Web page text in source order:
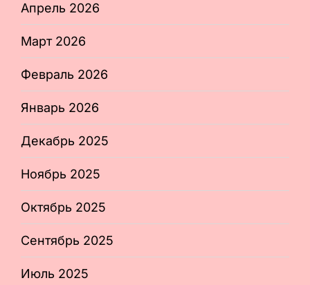
Апрель 2026
Март 2026
Февраль 2026
Январь 2026
Декабрь 2025
Ноябрь 2025
Октябрь 2025
Сентябрь 2025
Июль 2025